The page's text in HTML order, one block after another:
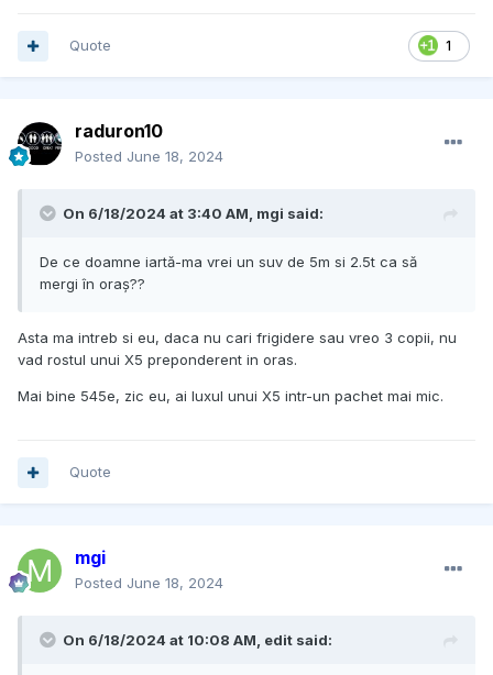
1
Quote
raduron10
Posted June 18, 2024
On 6/18/2024 at 3:40 AM, mgi said:
De ce doamne iartă-ma vrei un suv de 5m si 2.5t ca să
mergi în oraș??
Asta ma intreb si eu, daca nu cari frigidere sau vreo 3 copii, nu
vad rostul unui X5 preponderent in oras.
Mai bine 545e, zic eu, ai luxul unui X5 intr-un pachet mai mic.
Quote
mgi
Posted June 18, 2024
On 6/18/2024 at 10:08 AM, edit said: